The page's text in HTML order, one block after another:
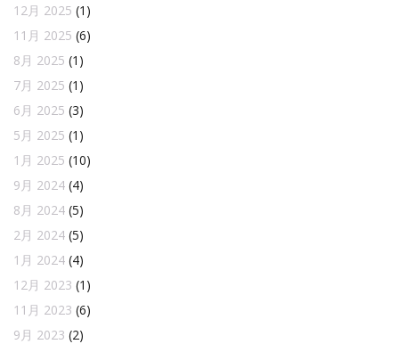
12月 2025 (1)
11月 2025 (6)
8月 2025 (1)
7月 2025 (1)
6月 2025 (3)
5月 2025 (1)
1月 2025 (10)
9月 2024 (4)
8月 2024 (5)
2月 2024 (5)
1月 2024 (4)
12月 2023 (1)
11月 2023 (6)
9月 2023 (2)